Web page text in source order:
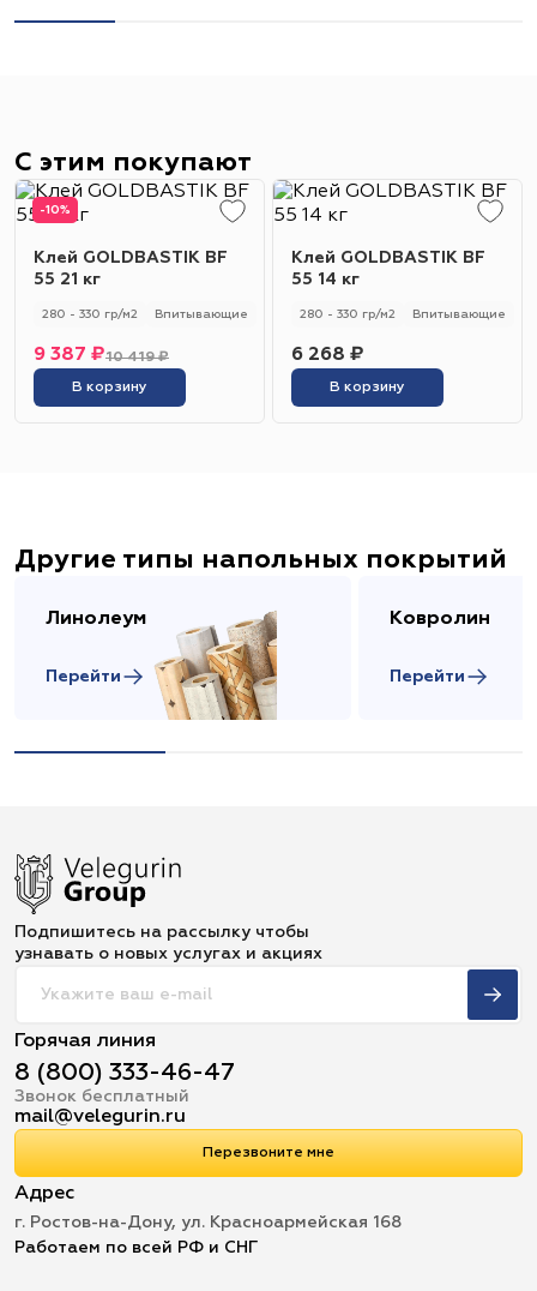
С этим покупают
-10%
Клей GOLDBASTIK BF
55 21 кг
280 - 330 гр/м2 Впитывающие
10 419 ₽
9 387 ₽
В корзину
Клей GOLDBASTIK BF
55 14 кг
280 - 330 гр/м2 Впитывающие
6 268 ₽
В корзину
Другие типы напольных покрытий
Линолеум
Перейти
Ковролин
Перейти
Подпишитесь на рассылку чтобы
узнавать о новых услугах и акциях
Горячая линия
8 (800) 333-46-47
Звонок бесплатный
mail@velegurin.ru
Перезвоните мне
Адрес
г. Ростов-на-Дону, ул. Красноармейская 168
Работаем по всей РФ и СНГ